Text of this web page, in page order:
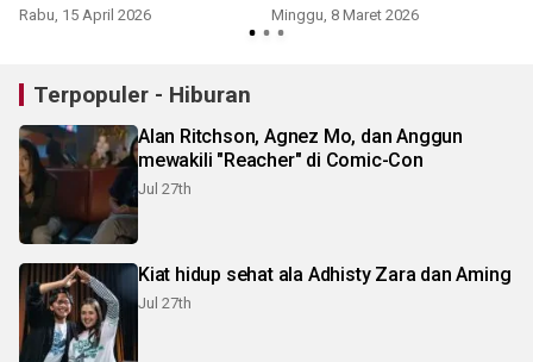
Rabu, 15 April 2026 Minggu, 8 Maret 2026
Terpopuler - Hiburan
Alan Ritchson, Agnez Mo, dan Anggun
mewakili "Reacher" di Comic-Con
Jul 27th
Kiat hidup sehat ala Adhisty Zara dan Aming
Jul 27th